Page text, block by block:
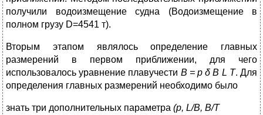
получили водоизмещение судна (Водоизмещение в
полном грузу D=4541 т).
Вторым этапом являлось определение главных
размерений в первом приближении, для чего
использовалось уравнение плавучести В = рδ B L Т. Для
определения главных размерений необходимо было
знать три дополнительных параметра (р, L/B, B/T